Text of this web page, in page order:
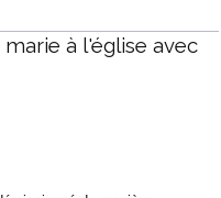
à l'église avec